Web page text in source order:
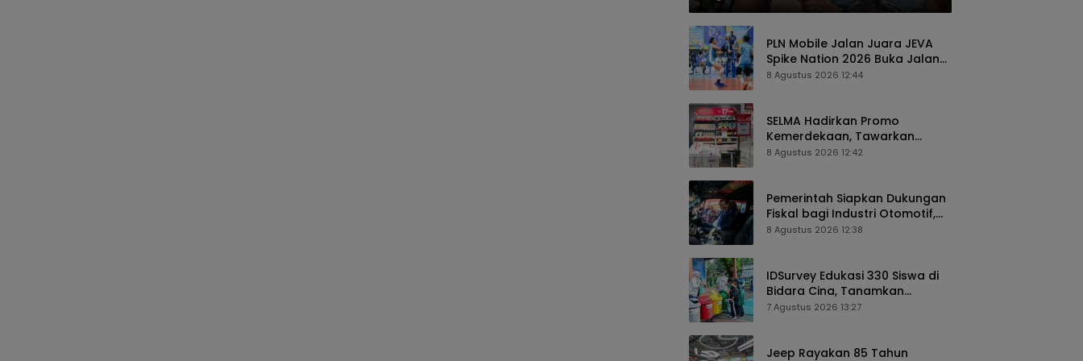
PLN Mobile Jalan Juara JEVA
Spike Nation 2026 Buka Jalan
Atlet Voli Muda Menuju
8 Agustus 2026 12:44
SELMA Hadirkan Promo
Kemerdekaan, Tawarkan
Diskon hingga 60 Persen untuk
8 Agustus 2026 12:42
Pemerintah Siapkan Dukungan
Fiskal bagi Industri Otomotif,
Pajak Mobil Listrik dan
8 Agustus 2026 12:38
IDSurvey Edukasi 330 Siswa di
Bidara Cina, Tanamkan
Kepedulian Lingkungan Sejak
7 Agustus 2026 13:27
Jeep Rayakan 85 Tahun